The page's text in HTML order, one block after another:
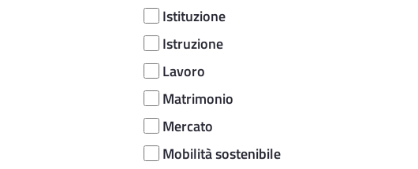
Istituzione
Istruzione
Lavoro
Matrimonio
Mercato
Mobilità sostenibile